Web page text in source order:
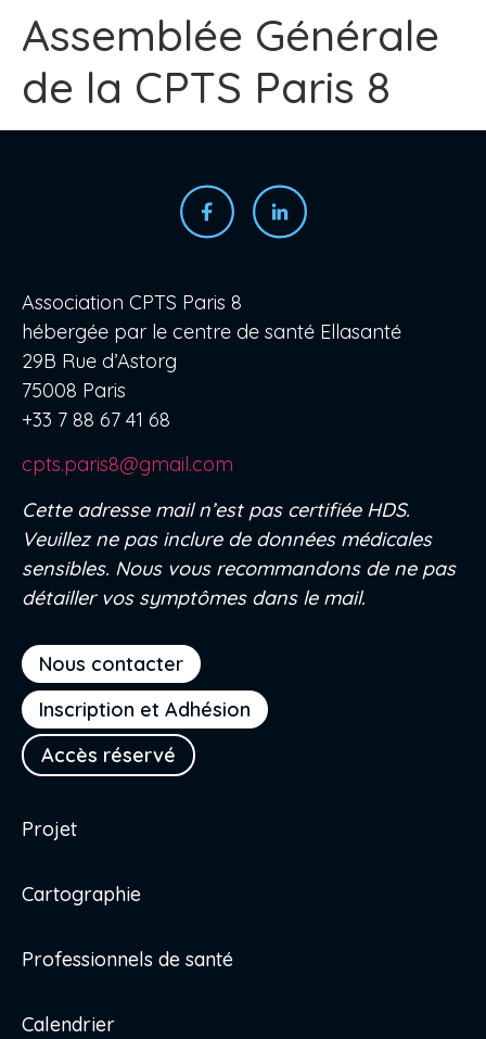
Assemblée Générale
de la CPTS Paris 8
Projet
Cartographie
Professionnels de santé
Calendrier
Nous contacter
Inscription et Adhésion
Accès réservé
Association CPTS Paris 8
hébergée par le centre de santé Ellasanté
29B Rue d’Astorg
75008 Paris
+33 7 88 67 41 68
cpts.paris8@gmail.com
Cette adresse mail n’est pas certifiée HDS.
Veuillez ne pas inclure de données médicales
sensibles. Nous vous recommandons de ne pas
détailler vos symptômes dans le mail.